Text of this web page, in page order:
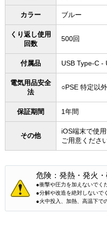
カラー ブルー
くり返し使用
回数
500回
付属品 USB Type-C -
電気用品安全
法
○PSE 特定以
保証期間 1年間
その他
iOS端末で使
ご用意ください
危険：発熱・発火
●衝撃や圧力を加えないでく
●分解や改造を絶対しないで
●火中投入、加熱、高温下で